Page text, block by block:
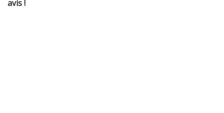
avis !